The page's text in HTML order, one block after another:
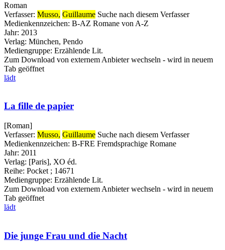
Roman
Verfasser: Musso, Guillaume Suche nach diesem Verfasser
Medienkennzeichen: B-AZ Romane von A-Z
Jahr: 2013
Verlag: München, Pendo
Mediengruppe: Erzählende Lit.
Zum Download von externem Anbieter wechseln - wird in neuem
Tab geöffnet
lädt
La fille de papier
[Roman]
Verfasser: Musso, Guillaume Suche nach diesem Verfasser
Medienkennzeichen: B-FRE Fremdsprachige Romane
Jahr: 2011
Verlag: [Paris], XO éd.
Reihe: Pocket ; 14671
Mediengruppe: Erzählende Lit.
Zum Download von externem Anbieter wechseln - wird in neuem
Tab geöffnet
lädt
Die junge Frau und die Nacht